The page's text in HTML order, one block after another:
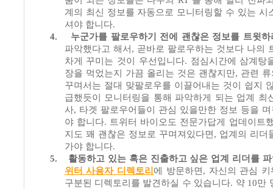
계의 최신 정보를 자동으로 모니터링할 수 있는 시
셔야 합니다.
4.
누군가를 팔로우하기 전에 괜찮은 정보를 트윗하
파악했다고 해서 , 곧바로 팔로우하는 것보다 나의
차게 꾸미는 것이 우선입니다. 점심시간에 삼계탕
장을 먹었는지 가끔 올리는 것은 괜찮지만, 관련
꾸며서는 절대 맞팔로우를 이끌어내는 것이 쉽지
급했듯이 모니터링을 통해 파악하게 되는 업계 최
사, 타겟 팔로우어들이 관심 있을만한 정보 등을
야 합니다. 트위터 바이오도 전문가답게 업데이트
지도 꽤 괜찮은 정보로 꾸며져있다면 , 업계의 리더
가야 합니다.
5.
활동하고 있는 혹은 진출하고 싶은 업계 리더를
위터 사용자 디렉토리 에 방문하면 , 자신의 관심
구분된 디렉토리를 발견하실 수 있습니다. 약10만